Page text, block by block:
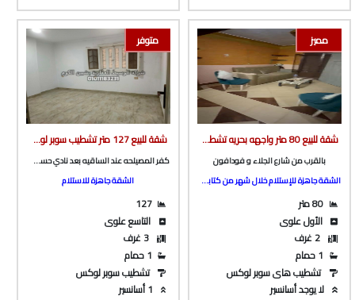
مميز
شقة للبيع 80 متر واجهه بحريه تشطيب سوبر لوكس دور أول علوى ف مساكن التعاونيات و بالقرب من فودافون من شركة الوسيط العقارية بشبين الكوم
بالقرب من شارع الجلاء و فودافون
الشقة جاهزة للإستلام خلال شهر من كتابة العقد
80 متر
الأول علوى
1 حمام
تشطيب هاى سوبر لوكس
لا يوجد أسانسير
متوفر
شقة للبيع 127 متر تشطيب سوبر لوكس ف برج بأسانسير ع الرئيسي مباشرة و كامله المرافق بكفر المصيلحه من الوسيط العقارية بشبين الكوم
كفر المصيلحه عند الساقيه بعد نادي حسني مبارك و المدرسه الصينيه
الشقة جاهزة للاستلام
127
التاسع علوى
3 غرف
1 حمام
تشطيب سوبر لوكس